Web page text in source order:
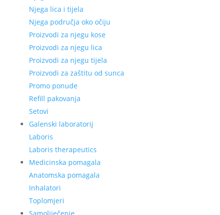
Njega lica i tijela
Njega područja oko očiju
Proizvodi za njegu kose
Proizvodi za njegu lica
Proizvodi za njegu tijela
Proizvodi za zaštitu od sunca
Promo ponude
Refill pakovanja
Setovi
Galenski laboratorij
Laboris
Laboris therapeutics
Medicinska pomagala
Anatomska pomagala
Inhalatori
Toplomjeri